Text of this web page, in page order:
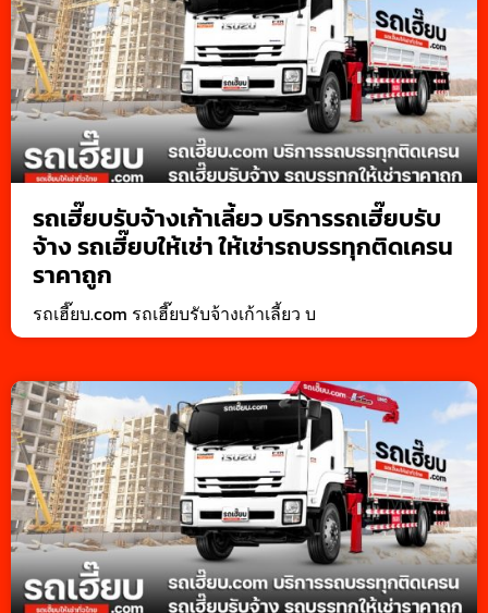
รถเฮี๊ยบรับจ้างเก้าเลี้ยว บริการรถเฮี๊ยบรับ
จ้าง รถเฮี๊ยบให้เช่า ให้เช่ารถบรรทุกติดเครน
ราคาถูก
รถเฮี๊ยบ.com รถเฮี๊ยบรับจ้างเก้าเลี้ยว บ